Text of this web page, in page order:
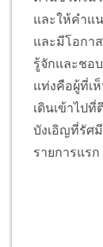
และให้คำแ
และมีโอกา
รู้จักและชอ
แท่งคือผู้ที่เ
เดินเข้าไป
บังเอิญที่รัศ
รายการแร